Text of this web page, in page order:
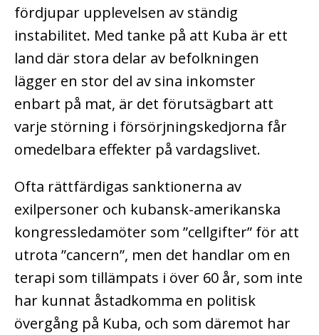
fördjupar upplevelsen av ständig
instabilitet. Med tanke på att Kuba är ett
land där stora delar av befolkningen
lägger en stor del av sina inkomster
enbart på mat, är det förutsägbart att
varje störning i försörjningskedjorna får
omedelbara effekter på vardagslivet.
Ofta rättfärdigas sanktionerna av
exilpersoner och kubansk-amerikanska
kongressledamöter som ”cellgifter” för att
utrota ”cancern”, men det handlar om en
terapi som tillämpats i över 60 år, som inte
har kunnat åstadkomma en politisk
övergång på Kuba, och som däremot har